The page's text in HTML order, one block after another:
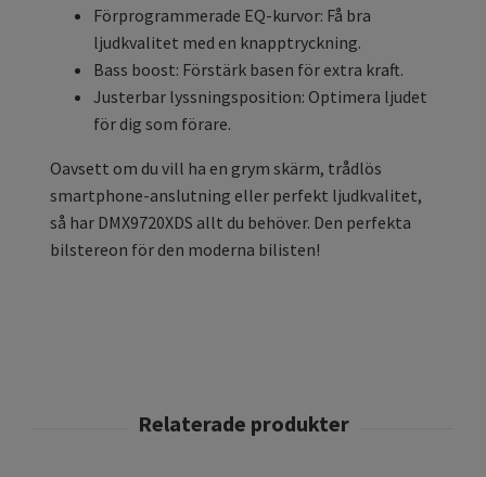
Förprogrammerade EQ-kurvor: Få bra
ljudkvalitet med en knapptryckning.
Bass boost: Förstärk basen för extra kraft.
Justerbar lyssningsposition: Optimera ljudet
för dig som förare.
Oavsett om du vill ha en grym skärm, trådlös
smartphone-anslutning eller perfekt ljudkvalitet,
så har DMX9720XDS allt du behöver. Den perfekta
bilstereon för den moderna bilisten!